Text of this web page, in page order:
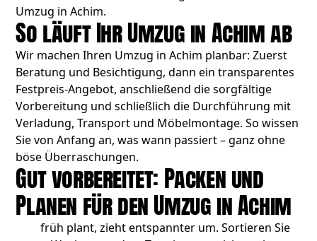
Umzug in Achim.
So läuft Ihr Umzug in Achim ab
Wir machen Ihren Umzug in Achim planbar: Zuerst
Beratung und Besichtigung, dann ein transparentes
Festpreis-Angebot, anschließend die sorgfältige
Vorbereitung und schließlich die Durchführung mit
Verladung, Transport und Möbelmontage. So wissen
Sie von Anfang an, was wann passiert – ganz ohne
böse Überraschungen.
Gut vorbereitet: Packen und
Planen für den Umzug in Achim
Wer früh plant, zieht entspannter um. Sortieren Sie